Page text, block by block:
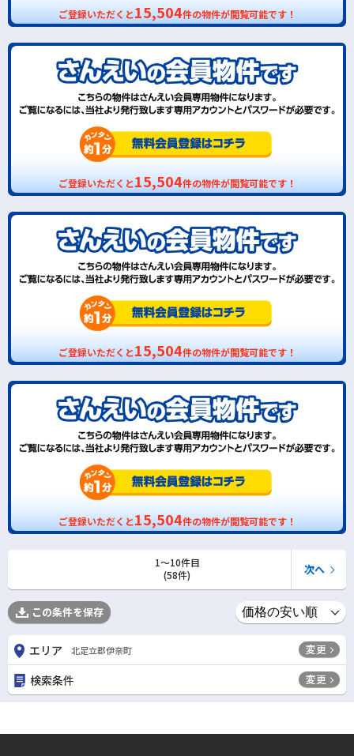
ご登録いただくと15,504件の物件が閲覧可能です！
ご登録いただくと15,504件の物件が閲覧可能です！
ご登録いただくと15,504件の物件が閲覧可能です！
ご登録いただくと15,504件の物件が閲覧可能です！
1〜10件目
(58件)
次へ
この条件を保存
エリア 北足立郡伊奈町 変更
検索条件 変更